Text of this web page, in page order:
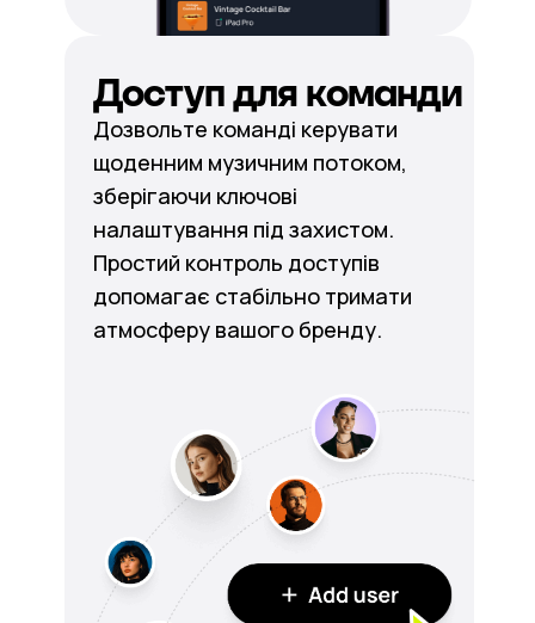
Доступ для команди
Дозвольте команді керувати
щоденним музичним потоком,
зберігаючи ключові
налаштування під захистом.
Простий контроль доступів
допомагає стабільно тримати
атмосферу вашого бренду.